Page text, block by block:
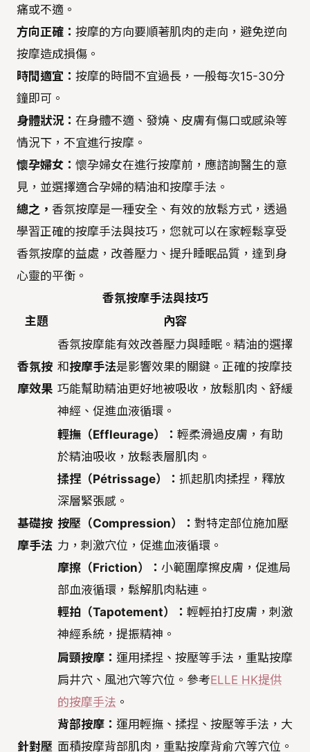
痛或不適。
方向正確： 按摩的方向要順著肌肉的走向，避免逆向
按摩造成損傷。
時間適宜： 按摩的時間不宜過長，一般每次15-30分
鐘即可。
身體狀況： 在身體不適、發燒、皮膚有傷口或感染等
情況下，不宜進行按摩。
懷孕婦女： 懷孕婦女在進行按摩前，應諮詢醫生的意
見，並選擇適合孕婦的精油和按摩手法。
總之， 香氛按摩是一種安全、有效的放鬆方式，透過
學習正確的按摩手法與技巧，您就可以在家輕鬆享受
香氛按摩的益處，改善壓力、提升睡眠品質，達到身
心靈的平衡。
香氛按摩手法與技巧
主題
內容
香氛按
摩效果
香氛按摩能有效改善壓力與睡眠。精油的選擇
和按摩手法是影響效果的關鍵。正確的按摩技
巧能幫助精油更好地被吸收，放鬆肌肉、舒緩
神經、促進血液循環。
基礎按
摩手法
輕撫（Effleurage）： 輕柔滑過皮膚，有助
於精油吸收，放鬆表層肌肉。
揉捏（Pétrissage）： 抓起肌肉揉捏，釋放
深層緊張感。
按壓（Compression）： 對特定部位施加壓
力，刺激穴位，促進血液循環。
摩擦（Friction）： 小範圍摩擦皮膚，促進局
部血液循環，鬆解肌肉粘連。
輕拍（Tapotement）： 輕輕拍打皮膚，刺激
神經系統，提振精神。
針對壓
肩頸按摩： 運用揉捏、按壓等手法，重點按摩
肩井穴、風池穴等穴位。參考ELLE HK提供
的按摩手法 。
背部按摩： 運用輕撫、揉捏、按壓等手法，大
面積按摩背部肌肉，重點按摩背俞穴等穴位。